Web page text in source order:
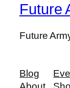
Future
Future
Blog